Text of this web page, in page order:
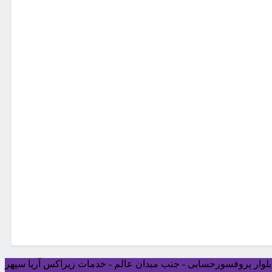
بلوار پروفسورحسابی - جنب میدان عالم - خدمات زیراکس آریا سپهر